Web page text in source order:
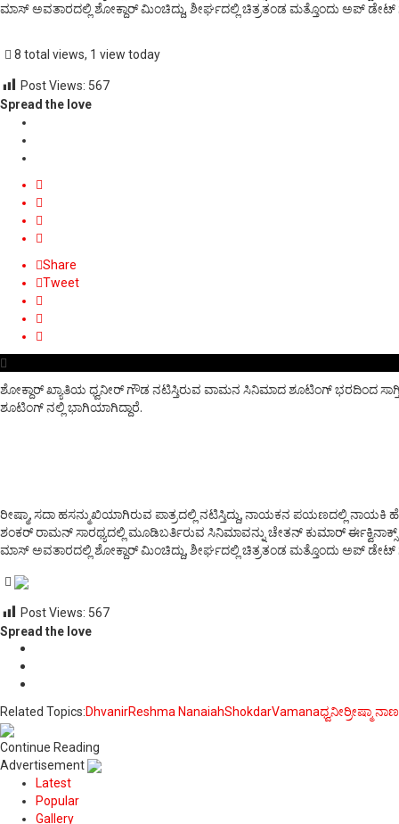
ಮಾಸ್ ಅವತಾರದಲ್ಲಿ ಶೋಕ್ದಾರ್ ಮಿಂಚಿದ್ದು, ಶೀರ್ಘದಲ್ಲಿ ಚಿತ್ರತಂಡ ಮತ್ತೊಂದು ಅಪ್ ಡೇಟ್ ಗೆ
8 total views, 1 view today
Post Views: 567
Spread the love
Share
Tweet
ಶೋಕ್ದಾರ್ ಖ್ಯಾತಿಯ ಧ್ವನೀರ್ ಗೌಡ ನಟಿಸ್ತಿರುವ ವಾಮನ ಸಿನಿಮಾದ ಶೂಟಿಂಗ್ ಭರದಿಂದ
ಶೂಟಿಂಗ್ ನಲ್ಲಿ ಭಾಗಿಯಾಗಿದ್ದಾರೆ.
ರೀಷ್ಮಾ, ಸದಾ ಹಸನ್ಮುಖಿಯಾಗಿರುವ ಪಾತ್ರದಲ್ಲಿ ನಟಿಸ್ತಿದ್ದು, ನಾಯಕನ ಪಯಣದಲ್ಲಿ
ಶಂಕರ್ ರಾಮನ್ ಸಾರಥ್ಯದಲ್ಲಿ ಮೂಡಿಬರ್ತಿರುವ ಸಿನಿಮಾವನ್ನು ಚೇತನ್ ಕುಮಾರ್
ಮಾಸ್ ಅವತಾರದಲ್ಲಿ ಶೋಕ್ದಾರ್ ಮಿಂಚಿದ್ದು, ಶೀರ್ಘದಲ್ಲಿ ಚಿತ್ರತಂಡ ಮತ್ತೊಂದು ಅಪ್ ಡೇಟ್ ಗೆ
Post Views: 567
Spread the love
Related Topics:DhvanirReshma NanaiahShokdarVamanaಧ್ವನೀರ್ರೀಷ್ಮಾ
Continue Reading
Advertisement
Latest
Popular
Gallery